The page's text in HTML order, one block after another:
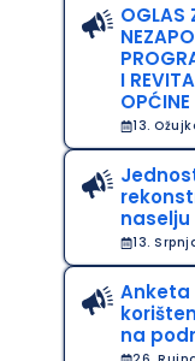
OGLAS
I
13.
13.
Anketa
na